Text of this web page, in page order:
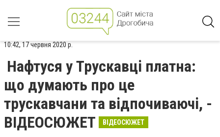
10:42, 17 червня 2020 р.
Нафтуся у Трускавці платна:
що думають про це
трускавчани та відпочиваючі, -
ВІДЕОСЮЖЕТ
ВІДЕОСЮЖЕТ